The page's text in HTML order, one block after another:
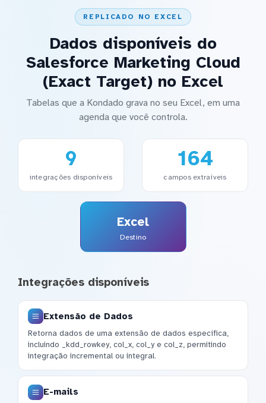
REPLICADO NO EXCEL
Dados disponíveis do
Salesforce Marketing Cloud
(Exact Target) no Excel
Tabelas que a Kondado grava no seu Excel, em uma
agenda que você controla.
9
integrações disponíveis
164
campos extraíveis
Excel
Destino
Integrações disponíveis
Extensão de Dados
Retorna dados de uma extensão de dados específica,
incluindo _kdd_rowkey, col_x, col_y e col_z, permitindo
integração incremental ou integral.
E-mails